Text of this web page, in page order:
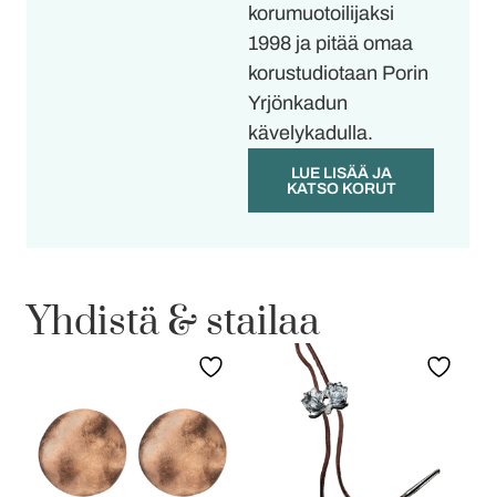
korumuotoilijaksi
1998 ja pitää omaa
korustudiotaan Porin
Yrjönkadun
kävelykadulla.
LUE LISÄÄ JA
KATSO KORUT
Yhdistä & stailaa